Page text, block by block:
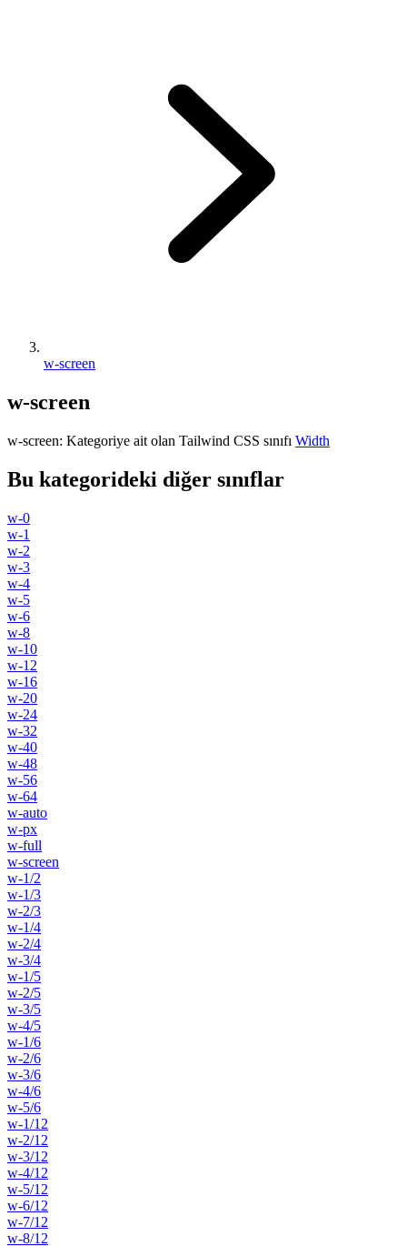
w-screen
w-screen
w-screen: Kategoriye ait olan Tailwind CSS sınıfı Width
Bu kategorideki diğer sınıflar
w-0
w-1
w-2
w-3
w-4
w-5
w-6
w-8
w-10
w-12
w-16
w-20
w-24
w-32
w-40
w-48
w-56
w-64
w-auto
w-px
w-full
w-screen
w-1/2
w-1/3
w-2/3
w-1/4
w-2/4
w-3/4
w-1/5
w-2/5
w-3/5
w-4/5
w-1/6
w-2/6
w-3/6
w-4/6
w-5/6
w-1/12
w-2/12
w-3/12
w-4/12
w-5/12
w-6/12
w-7/12
w-8/12